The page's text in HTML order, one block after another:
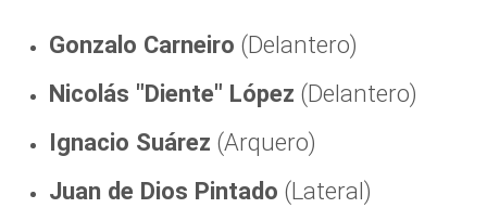
Gonzalo Carneiro (Delantero)
Nicolás "Diente" López (Delantero)
Ignacio Suárez (Arquero)
Juan de Dios Pintado (Lateral)